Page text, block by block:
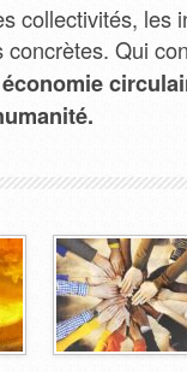
collectivités, les
concrètes. Qui